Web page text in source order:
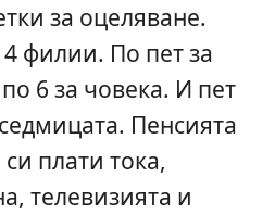
за оцеляване.
филии. По пет за
6 за човека. И пет
Пенсията
плати тока,
телевизията и